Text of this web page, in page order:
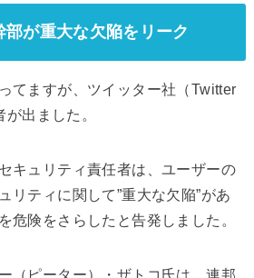
部が重大な欠陥をリーク
てますが、ツイッター社（Twitter
出ました。
キュリティ責任者は、ユーザーの
リティに関して”重大な欠陥”があ
危険をさらしたと告発しました。
（ピーター）・ザトコ氏は、連邦